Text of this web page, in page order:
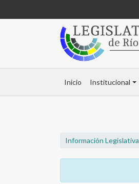
Inicio Institucional
Información Legislativa